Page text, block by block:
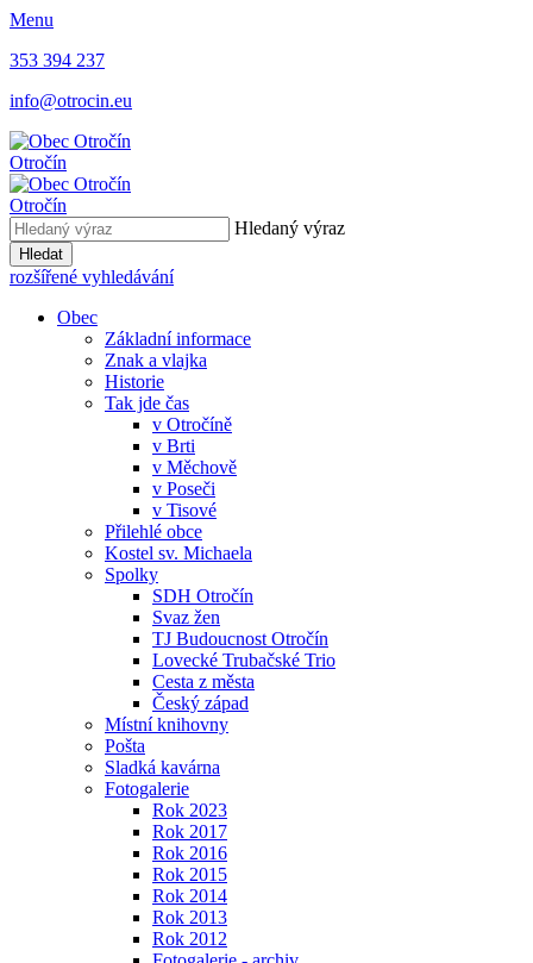
Menu
353 394 237
info@otrocin.eu
Otročín
Otročín
Hledaný výraz
Hledat
rozšířené vyhledávání
Obec
Základní informace
Znak a vlajka
Historie
Tak jde čas
v Otročíně
v Brti
v Měchově
v Poseči
v Tisové
Přilehlé obce
Kostel sv. Michaela
Spolky
SDH Otročín
Svaz žen
TJ Budoucnost Otročín
Lovecké Trubačské Trio
Cesta z města
Český západ
Místní knihovny
Pošta
Sladká kavárna
Fotogalerie
Rok 2023
Rok 2017
Rok 2016
Rok 2015
Rok 2014
Rok 2013
Rok 2012